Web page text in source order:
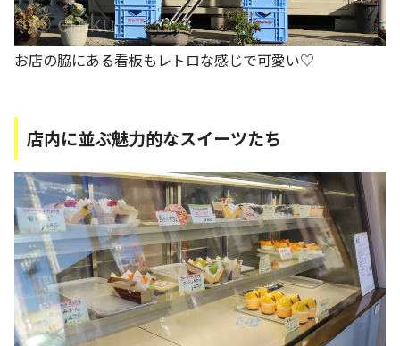
お店の脇にある看板もレトロな感じで可愛い♡
店内に並ぶ魅力的なスイーツたち